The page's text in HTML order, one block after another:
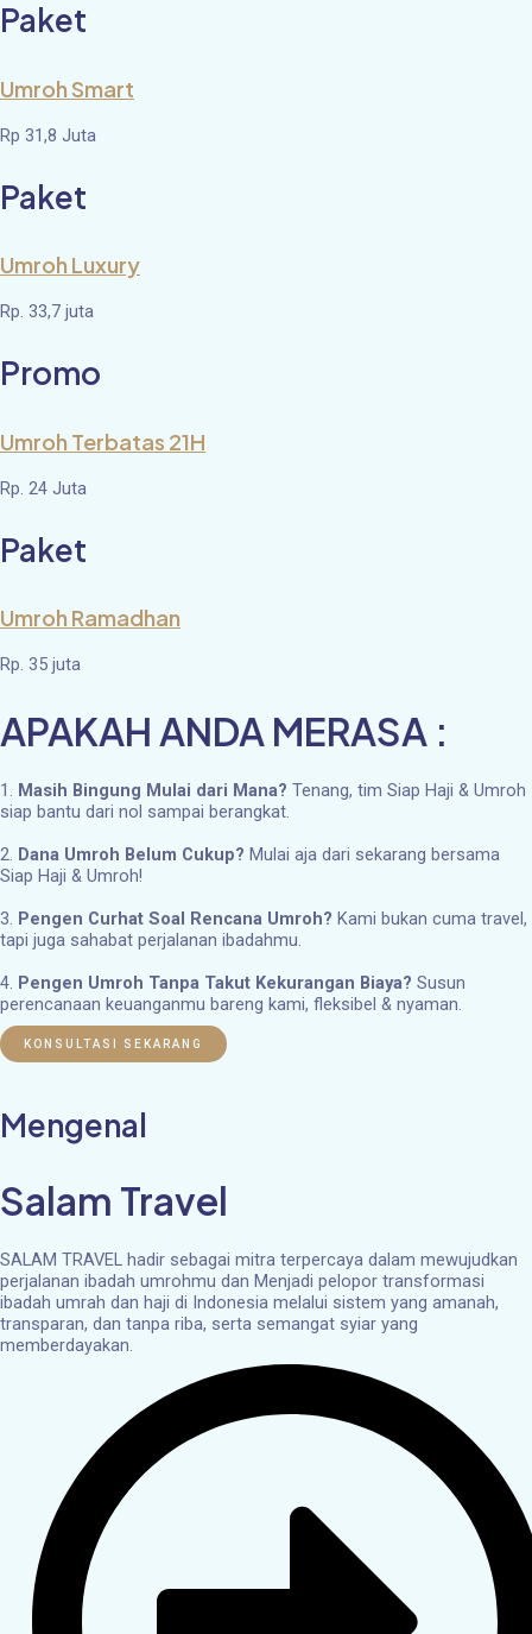
Paket
Umroh Smart
Rp 31,8 Juta
Paket
Umroh Luxury
Rp. 33,7 juta
Promo
Umroh Terbatas 21H
Rp. 24 Juta
Paket
Umroh Ramadhan
Rp. 35 juta
APAKAH ANDA MERASA :
1. Masih Bingung Mulai dari Mana? Tenang, tim Siap Haji & Umroh
siap bantu dari nol sampai berangkat.
2. Dana Umroh Belum Cukup? Mulai aja dari sekarang bersama
Siap Haji & Umroh!
3. Pengen Curhat Soal Rencana Umroh? Kami bukan cuma travel,
tapi juga sahabat perjalanan ibadahmu.
4. Pengen Umroh Tanpa Takut Kekurangan Biaya? Susun
perencanaan keuanganmu bareng kami, fleksibel & nyaman.
KONSULTASI SEKARANG
Mengenal
Salam Travel
SALAM TRAVEL hadir sebagai mitra terpercaya dalam mewujudkan
perjalanan ibadah umrohmu dan Menjadi pelopor transformasi
ibadah umrah dan haji di Indonesia melalui sistem yang amanah,
transparan, dan tanpa riba, serta semangat syiar yang
memberdayakan.